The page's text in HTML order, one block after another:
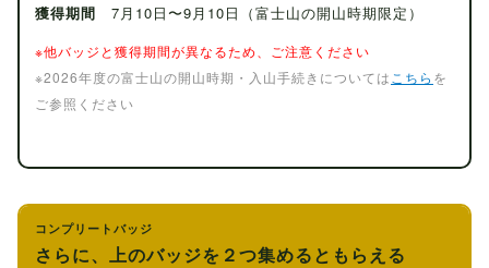
獲得期間 7月10日〜9月10日（富士山の開山時期限定）
※他バッジと獲得期間が異なるため、ご注意ください
※2026年度の富士山の開山時期・入山手続きについては こちら を
ご参照ください
コンプリートバッジ
さらに、上のバッジを２つ集めるともらえる